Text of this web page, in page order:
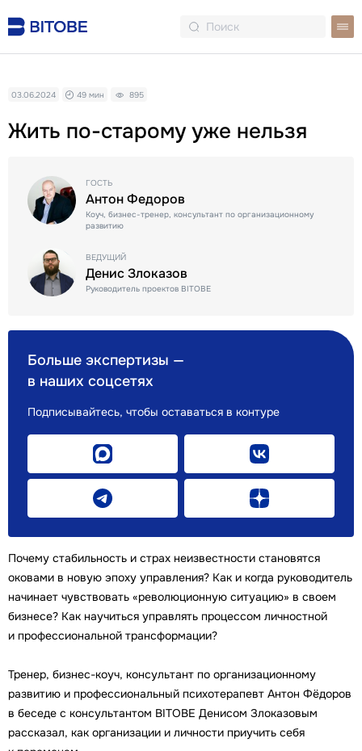
Жить по-старому уже нельзя
03.06.2024 49 мин 895
Почему стабильность и страх неизвестности становятся
оковами в новую эпоху управления? Как и когда руководитель
начинает чувствовать «революционную ситуацию» в своем
бизнесе? Как научиться управлять процессом личностной
и профессиональной трансформации?
Тренер, бизнес-коуч, консультант по организационному
развитию и профессиональный психотерапевт Антон Фёдоров
в беседе с консультантом BITOBE Денисом Злоказовым
рассказал, как организации и личности приучить себя
Больше экспертизы —
в наших соцсетях
Подписывайтесь, чтобы оставаться в контуре
ГОСТЬ
Антон Федоров
Коуч, бизнес-тренер, консультант по организационному
развитию
ВЕДУЩИЙ
Денис Злоказов
Руководитель проектов BITOBE